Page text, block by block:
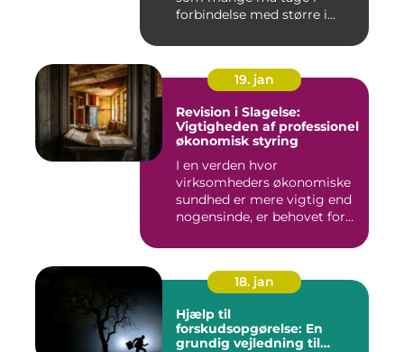
forbindelse med større i...
19. jan
Revision i Slagelse:
Vigtigheden af professionel
økonomisk styring
I en verden hvor
virksomheders økonomiske
sundhed er mere vigtig end
nogensinde, er behovet for
18. jan
Hjælp til
forskudsopgørelse: En
grundig vejledning til